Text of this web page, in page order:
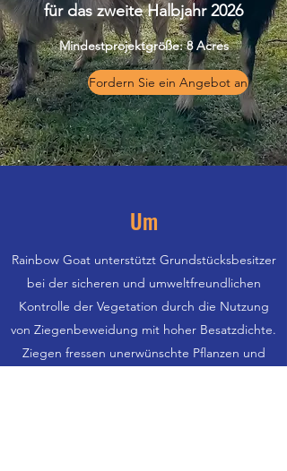
für das zweite Halbjahr 2026
Mindestprojektgröße: 8 Acres
Fordern Sie ein Angebot an
Um
Rainbow Goat unterstützt Grundstücksbesitzer
bei der sicheren und umweltfreundlichen
Kontrolle der Vegetation durch die Nutzung
von Ziegenbeweidung mit hoher Besatzdichte.
Ziegen fressen unerwünschte Pflanzen und